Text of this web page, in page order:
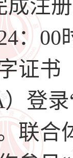
成注
：
证书
）登
联合